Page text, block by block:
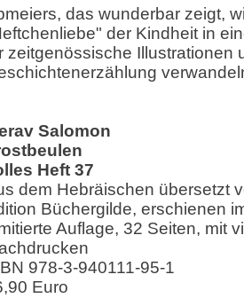
das wunderbar zeigt,
der Kindheit in
zeitgenössische Illustrationen
Salomon
Heft 37
dem Hebräischen übersetzt
Büchergilde, erschienen
Auflage, 32 Seiten, mit
978-3-940111-95-1
Euro